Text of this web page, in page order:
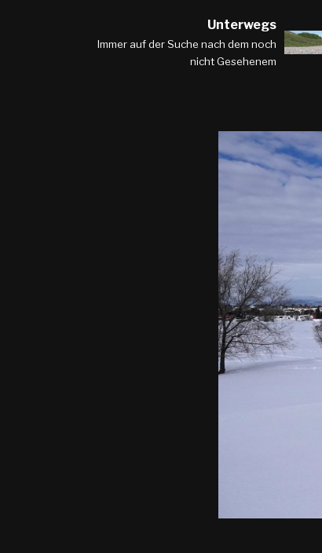
Unterwegs
Immer auf der Suche nach dem noch
nicht Gesehenem